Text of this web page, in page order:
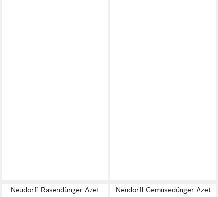
Neudorff Rasendünger Azet
Neudorff Gemüsedünger Azet